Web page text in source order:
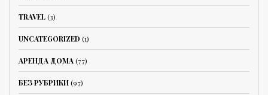
TRAVEL(3)
UNCATEGORIZED (1)
АРЕНДА ДОМА(77)
БЕЗ РУБРИКИ(97)